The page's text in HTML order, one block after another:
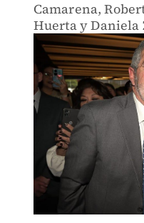
Camarena,
Huerta y Daniela